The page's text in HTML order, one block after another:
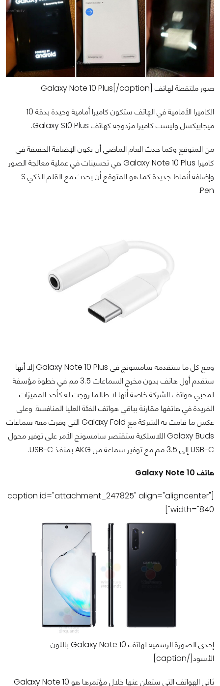
صور ملتقطة لهاتف Galaxy Note 10 Plus[/caption]
الكاميرا الأمامية في الهاتف ستكون كاميرا أمامية وحيدة بدقة 10
ميجابيكسل وليست كاميرا مزدوجة كهاتف Galaxy S10 Plus.
من المتوقع وكما حدث العام الماضي أن يكون الإضافة الحقيقة في
كاميرا Galaxy Note 10 Plus هي تحسينات في عملية معالجة الصور
وإضافة أنماط جديدة كما هو المتوقع أن يحدث مع القلم الذكي S
Pen.
ومع كل ما ستقدمه سامسونج في Galaxy Note 10 Plus إلا أنها
ستقدم أول هاتف بدون مخرج السماعات 3.5 مم في خطوة مؤسفة
لمحبي هواتف الشركة خاصة أنها لا طالما روجت له كأحد المميزات
الفريدة في هاتفها مقارنة بباقي هواتف الفئة العليا المنافسة. وعلى
عكس ما قامت به الشركة مع Galaxy Fold التي وفرت معه سماعات
Galaxy Buds اللاسلكية ستقتصر سامسونج الأمر على توفير محول
USB-C إلى 3.5 مم مع توفير سماعة من AKG بمنفذ USB-C.
هاتف Galaxy Note 10
[caption id="attachment_247825" align="aligncenter"
width="840"]
إحدى الصورة الرسمية لهاتف Galaxy Note 10 باللون
الأسود[/caption]
ثاني الهواتف التي ستعلن عنها خلال مؤتمرها هو Galaxy Note 10.